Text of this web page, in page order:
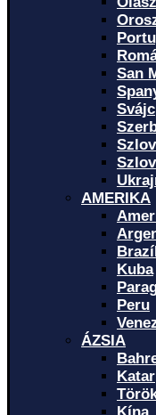
San
Svájc
AMERIKA
Kuba
Peru
ÁZSIA
Katar